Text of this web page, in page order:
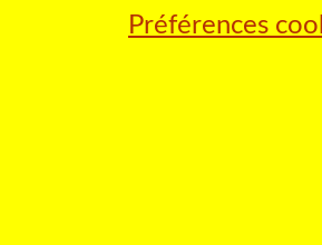
Préférences